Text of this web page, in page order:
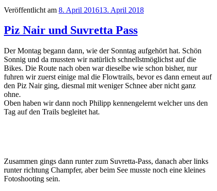
Veröffentlicht am 8. April 201613. April 2018
Piz Nair und Suvretta Pass
Der Montag begann dann, wie der Sonntag aufgehört hat. Schön
Sonnig und da mussten wir natürlich schnellstmöglichst auf die
Bikes. Die Route nach oben war dieselbe wie schon bisher, nur
fuhren wir zuerst einige mal die Flowtrails, bevor es dann erneut auf
den Piz Nair ging, diesmal mit weniger Schnee aber nicht ganz
ohne.
Oben haben wir dann noch Philipp kennengelernt welcher uns den
Tag auf den Trails begleitet hat.
Zusammen gings dann runter zum Suvretta-Pass, danach aber links
runter richtung Champfer, aber beim See musste noch eine kleines
Fotoshooting sein.